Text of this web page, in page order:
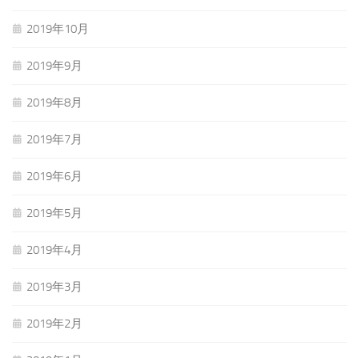
2019年10月
2019年9月
2019年8月
2019年7月
2019年6月
2019年5月
2019年4月
2019年3月
2019年2月